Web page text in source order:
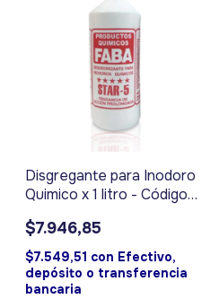
Disgregante para Inodoro
Quimico x 1 litro - Código
$7.946,85
$7.549,51 con Efectivo,
depósito o transferencia
bancaria